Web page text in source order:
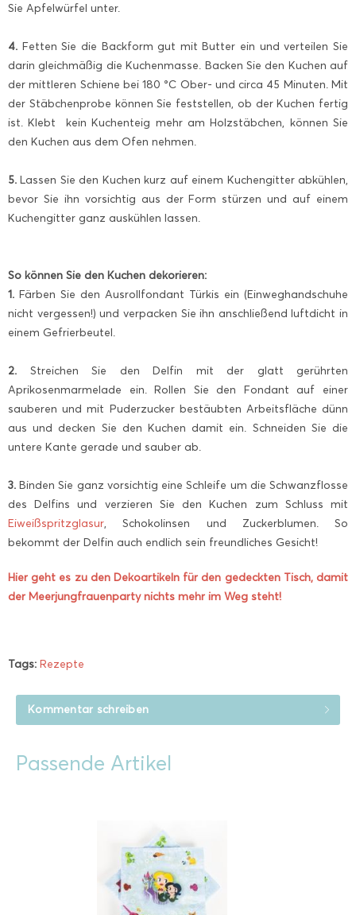
Sie Apfelwürfel unter.
4. Fetten Sie die Backform gut mit Butter ein und verteilen Sie
darin gleichmäßig die Kuchenmasse. Backen Sie den Kuchen auf
der mittleren Schiene bei 180 °C Ober- und circa 45 Minuten. Mit
der Stäbchenprobe können Sie feststellen, ob der Kuchen fertig
ist. Klebt kein Kuchenteig mehr am Holzstäbchen, können Sie
den Kuchen aus dem Ofen nehmen.
5. Lassen Sie den Kuchen kurz auf einem Kuchengitter abkühlen,
bevor Sie ihn vorsichtig aus der Form stürzen und auf einem
Kuchengitter ganz auskühlen lassen.
So können Sie den Kuchen dekorieren:
1. Färben Sie den Ausrollfondant Türkis ein (Einweghandschuhe
nicht vergessen!) und verpacken Sie ihn anschließend luftdicht in
einem Gefrierbeutel.
2. Streichen Sie den Delfin mit der glatt gerührten
Aprikosenmarmelade ein. Rollen Sie den Fondant auf einer
sauberen und mit Puderzucker bestäubten Arbeitsfläche dünn
aus und decken Sie den Kuchen damit ein. Schneiden Sie die
untere Kante gerade und sauber ab.
3. Binden Sie ganz vorsichtig eine Schleife um die Schwanzflosse
des Delfins und verzieren Sie den Kuchen zum Schluss mit
Eiweißspritzglasur, Schokolinsen und Zuckerblumen. So
bekommt der Delfin auch endlich sein freundliches Gesicht!
Hier geht es zu den Dekoartikeln für den gedeckten Tisch, damit
der Meerjungfrauenparty nichts mehr im Weg steht!
Tags: Rezepte
Kommentar schreiben
Passende Artikel